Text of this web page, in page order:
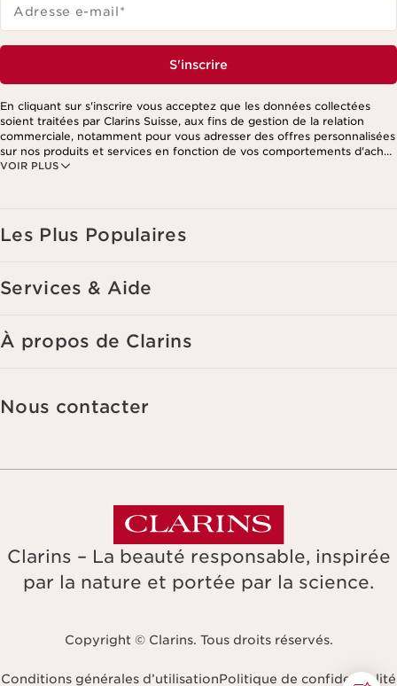
Adresse e-mail*
S'inscrire
VOIR PLUS
En cliquant sur s'inscrire vous acceptez que les données collectées
soient traitées par Clarins Suisse, aux fins de gestion de la relation
commerciale, notamment pour vous adresser des offres personnalisées
sur nos produits et services en fonction de vos comportements d'achat,
de vos habitudes et/ou de vos centres d'intérêts, y compris par
Ces informations sont traitées par Clarins et ses prestataires pour le
traitement de votre commande, à des fins de gestion de la relation
programme beauté personnalisé. Les données sont conservées
suppression et de portabilité des informations vous concernant ainsi
que d'un droit d'opposition et de limitation de leur traitement. Vous
Les Plus Populaires
Services & Aide
À propos de Clarins
Nous contacter
Clarins – La beauté responsable, inspirée
par la nature et portée par la science.
Copyright © Clarins. Tous droits réservés.
Conditions générales d’utilisationPolitique de confidentialité